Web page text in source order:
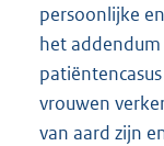
persoonlijke
het
vrouwen
van aard zijn